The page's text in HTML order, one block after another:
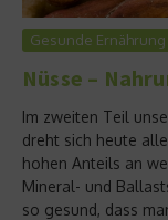
Gesunde Ernährung
Nüsse –
Im zweiten Teil
dreht sich heute
hohen Anteils an
Mineral- und
so gesund, dass